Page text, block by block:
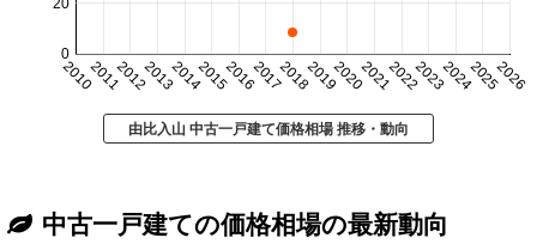
20102011201220132014201520162017201820192020202120222023202420252026
0
由比入山 中古一戸建て価格相場 推移・動向
中古一戸建ての価格相場の最新動向